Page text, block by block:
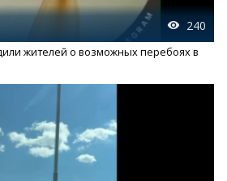
240
жителей о возможных перебоях в